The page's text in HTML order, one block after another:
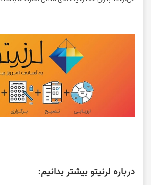
درباره‌ لرنیتو بیشتر بدانیم: